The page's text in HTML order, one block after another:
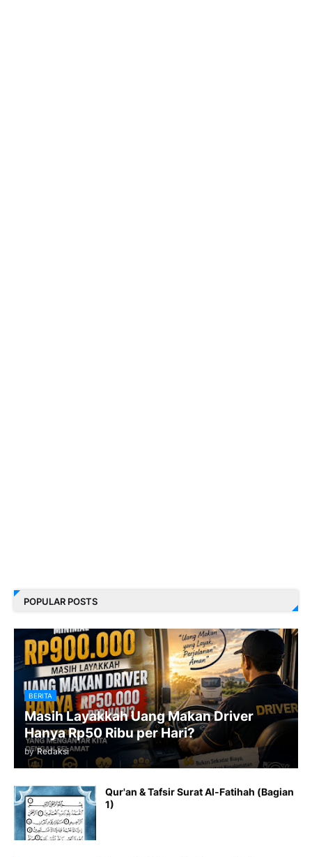
POPULAR POSTS
BERITA
Masih Layakkah Uang Makan Driver
Hanya Rp50 Ribu per Hari?
by Redaksi
Qur'an & Tafsir Surat Al-Fatihah (Bagian
1)